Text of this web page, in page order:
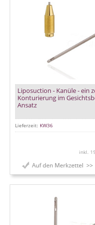
Liposuction - Kanüle - ein
Konturierung im
Ansatz
Lieferzeit: KW36
inkl.